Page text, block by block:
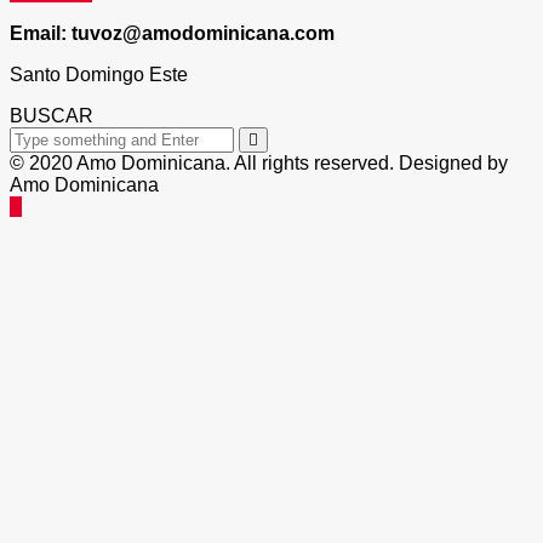
Email: tuvoz@amodominicana.com
Santo Domingo Este
BUSCAR
© 2020 Amo Dominicana. All rights reserved. Designed by
Amo Dominicana